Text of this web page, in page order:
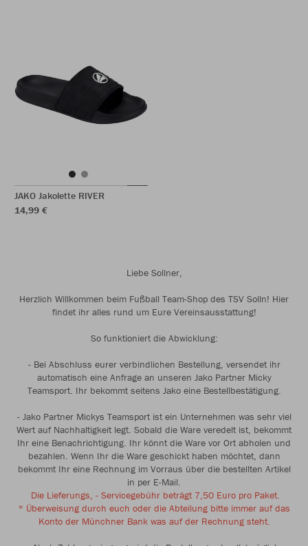
JAKO Jakolette RIVER
14,99 €
Liebe Sollner,
Herzlich Willkommen beim Fußball Team-Shop des TSV Solln! Hier
findet ihr alles rund um Eure Vereinsausstattung!
So funktioniert die Abwicklung:
- Bei Abschluss eurer verbindlichen Bestellung, versendet ihr
automatisch eine Anfrage an unseren Jako Partner Micky
Teamsport. Ihr bekommt seitens Jako eine Bestellbestätigung.
- Jako Partner Mickys Teamsport ist ein Unternehmen was sehr viel
Wert auf Nachhaltigkeit legt. Sobald die Ware veredelt ist, bekommt
Ihr eine Benachrichtigung. Ihr könnt die Ware vor Ort abholen und
bezahlen. Wenn Ihr die Ware geschickt haben möchtet, dann
bekommt Ihr eine Rechnung im Vorraus über die bestellten Artikel
in per E-Mail.
Die Lieferungs, - Servicegebühr beträgt 7,50 Euro pro Paket.
* Überweisung durch euch oder die Abteilung bitte immer auf das
Konto der Münchner Bank was auf der Rechnung steht.